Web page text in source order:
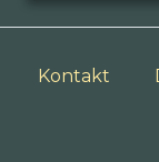
Kontakt